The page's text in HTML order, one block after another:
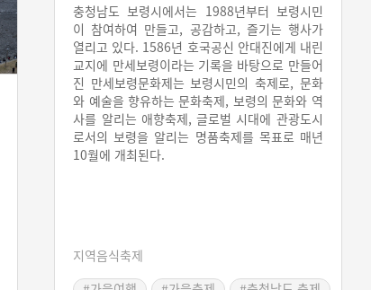
충청남도 보령시에서는 1988년부터 보령시민
이 참여하여 만들고, 공감하고, 즐기는 행사가
열리고 있다. 1586년 호국공신 안대진에게 내린
교지에 만세보령이라는 기록을 바탕으로 만들어
진 만세보령문화제는 보령시민의 축제로, 문화
와 예술을 향유하는 문화축제, 보령의 문화와 역
사를 알리는 애향축제, 글로벌 시대에 관광도시
로서의 보령을 알리는 명품축제를 목표로 매년
10월에 개최된다.
지역음식축제